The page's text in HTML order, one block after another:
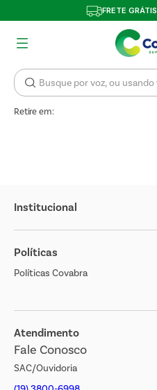
FRETE GRÁTIS
Retire em:
Institucional
Sobre o Covabra
Nossas Lojas
Cliente Bem Estar
Jornal de Ofertas
Transparência Salarial
Políticas
Políticas Covabra
Atendimento
Fale Conosco
SAC/Ouvidoria